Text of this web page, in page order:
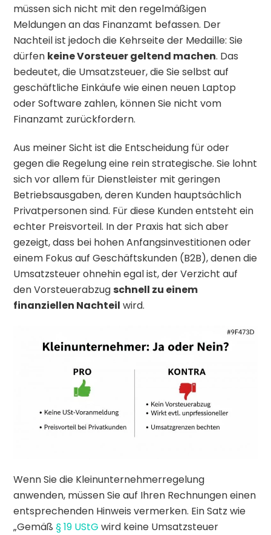
müssen sich nicht mit den regelmäßigen
Meldungen an das Finanzamt befassen. Der
Nachteil ist jedoch die Kehrseite der Medaille: Sie
dürfen keine Vorsteuer geltend machen. Das
bedeutet, die Umsatzsteuer, die Sie selbst auf
geschäftliche Einkäufe wie einen neuen Laptop
oder Software zahlen, können Sie nicht vom
Finanzamt zurückfordern.
Aus meiner Sicht ist die Entscheidung für oder
gegen die Regelung eine rein strategische. Sie lohnt
sich vor allem für Dienstleister mit geringen
Betriebsausgaben, deren Kunden hauptsächlich
Privatpersonen sind. Für diese Kunden entsteht ein
echter Preisvorteil. In der Praxis hat sich aber
gezeigt, dass bei hohen Anfangsinvestitionen oder
einem Fokus auf Geschäftskunden (B2B), denen die
Umsatzsteuer ohnehin egal ist, der Verzicht auf
den Vorsteuerabzug schnell zu einem
finanziellen Nachteil wird.
Wenn Sie die Kleinunternehmerregelung
anwenden, müssen Sie auf Ihren Rechnungen einen
entsprechenden Hinweis vermerken. Ein Satz wie
„Gemäß§ 19 UStG wird keine Umsatzsteuer